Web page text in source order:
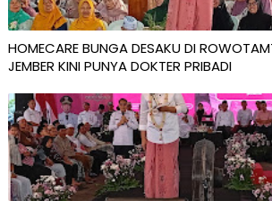
HOMECARE BUNGA DESAKU DI
JEMBER KINI PUNYA DOKTER PRIBADI